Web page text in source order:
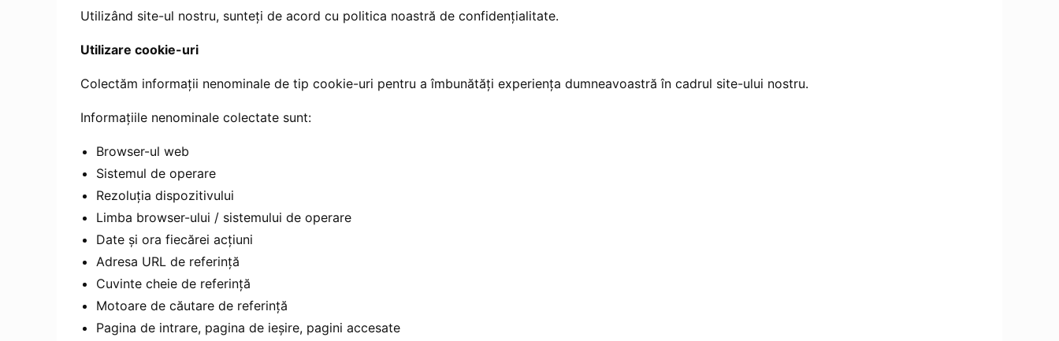
Utilizând site-ul nostru, sunteți de acord cu politica noastră de confidențialitate.
Utilizare cookie-uri
Colectăm informații nenominale de tip cookie-uri pentru a îmbunătăți experiența dumneavoastră în cadrul site-ului nostru.
Informațiile nenominale colectate sunt:
Browser-ul web
Sistemul de operare
Rezoluția dispozitivului
Limba browser-ului / sistemului de operare
Date și ora fiecărei acțiuni
Adresa URL de referință
Cuvinte cheie de referință
Motoare de căutare de referință
Pagina de intrare, pagina de ieșire, pagini accesate